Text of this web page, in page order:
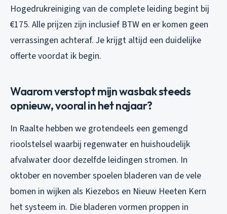
Hogedrukreiniging van de complete leiding begint bij
€175. Alle prijzen zijn inclusief BTW en er komen geen
verrassingen achteraf. Je krijgt altijd een duidelijke
offerte voordat ik begin.
Waarom verstopt mijn wasbak steeds
opnieuw, vooral in het najaar?
In Raalte hebben we grotendeels een gemengd
rioolstelsel waarbij regenwater en huishoudelijk
afvalwater door dezelfde leidingen stromen. In
oktober en november spoelen bladeren van de vele
bomen in wijken als Kiezebos en Nieuw Heeten Kern
het systeem in. Die bladeren vormen proppen in